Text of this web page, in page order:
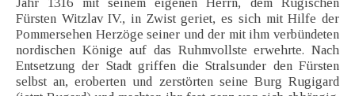
Jahr 1316 mit seinem eigenen Herrn, dem Rügischen
Fürsten Witzlav IV., in Zwist geriet, es sich mit Hilfe der
Pommersehen Herzöge seiner und der mit ihm verbündeten
nordischen Könige auf das Ruhmvollste erwehrte. Nach
Entsetzung der Stadt griffen die Stralsunder den Fürsten
selbst an, eroberten und zerstörten seine Burg Rugigard